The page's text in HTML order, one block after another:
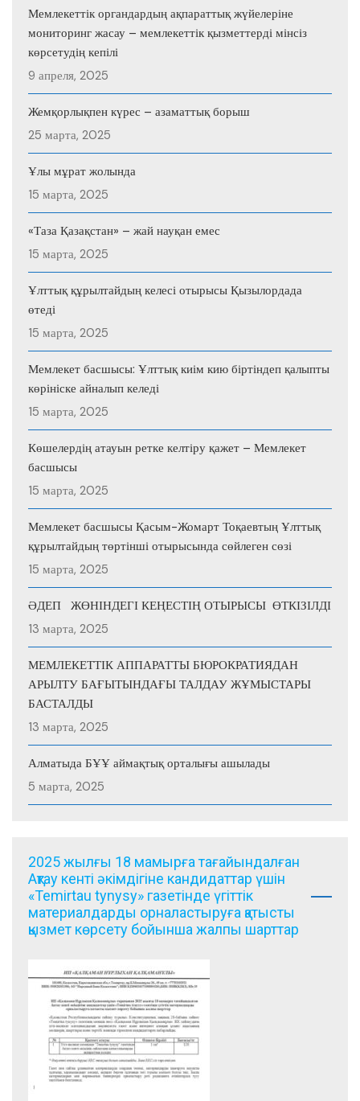
Мемлекеттік органдардың ақпараттық жүйелеріне
мониторинг жасау – мемлекеттік қызметтерді мінсіз
көрсетудің кепілі
9 апреля, 2025
Жемқорлықпен күрес – азаматтық борыш
25 марта, 2025
Ұлы мұрат жолында
15 марта, 2025
«Таза Қазақстан» – жай науқан емес
15 марта, 2025
Ұлттық құрылтайдың келесі отырысы Қызылордада
өтеді
15 марта, 2025
Мемлекет басшысы: Ұлттық киім кию біртіндеп қалыпты
көрініске айналып келеді
15 марта, 2025
Көшелердің атауын ретке келтіру қажет – Мемлекет
басшысы
15 марта, 2025
Мемлекет басшысы Қасым-Жомарт Тоқаевтың Ұлттық
құрылтайдың төртінші отырысында сөйлеген сөзі
15 марта, 2025
ӘДЕП ЖӨНІНДЕГІ КЕҢЕСТІҢ ОТЫРЫСЫ ӨТКІЗІЛДІ
13 марта, 2025
МЕМЛЕКЕТТІК АППАРАТТЫ БЮРОКРАТИЯДАН
АРЫЛТУ БАҒЫТЫНДАҒЫ ТАЛДАУ ЖҰМЫСТАРЫ
БАСТАЛДЫ
13 марта, 2025
Алматыда БҰҰ аймақтық орталығы ашылады
5 марта, 2025
2025 жылғы 18 мамырға тағайындалған
Ақтау кенті әкімдігіне кандидаттар үшін
«Temirtau tynysy» газетінде үгіттік
материалдарды орналастыруға қатысты
қызмет көрсету бойынша жалпы шарттар